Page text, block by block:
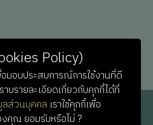
Policy)
อมอบประสบการณ์การใช้งานที่ดี
บรายละเอียดเกี่ยวกับคุกกี้ได้ที่
ลส่วนบุคคล เราใช้คุกกี้เพื่อ
คุณ ยอมรับหรือไม่ ?